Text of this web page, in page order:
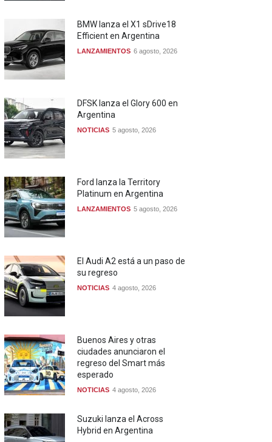
BMW lanza el X1 sDrive18
Efficient en Argentina
LANZAMIENTOS 6 agosto, 2026
DFSK lanza el Glory 600 en
Argentina
NOTICIAS 5 agosto, 2026
Ford lanza la Territory
Platinum en Argentina
LANZAMIENTOS 5 agosto, 2026
El Audi A2 está a un paso de
su regreso
NOTICIAS 4 agosto, 2026
Buenos Aires y otras
ciudades anunciaron el
regreso del Smart más
esperado
NOTICIAS 4 agosto, 2026
Suzuki lanza el Across
Hybrid en Argentina